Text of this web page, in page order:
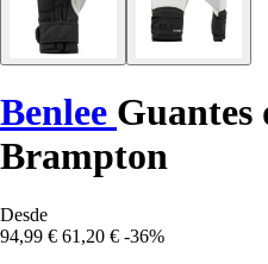
Benlee Guantes
Brampton
Desde
94,99 € 61,20 € -36%